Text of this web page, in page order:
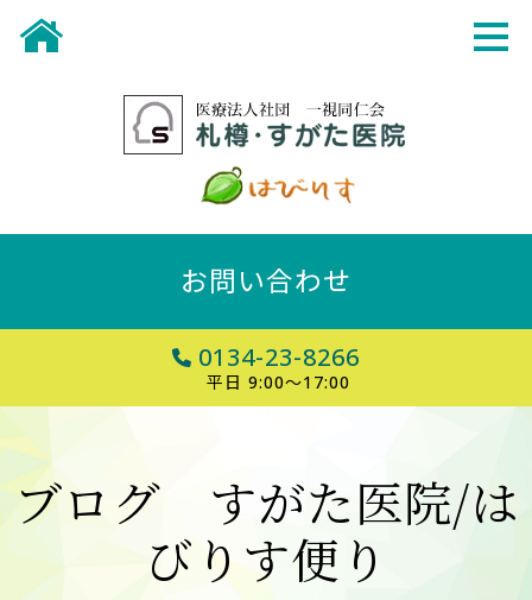
お問い合わせ
0134-23-8266
平日 9:00～17:00
ブログ すがた医院/は
びりす便り